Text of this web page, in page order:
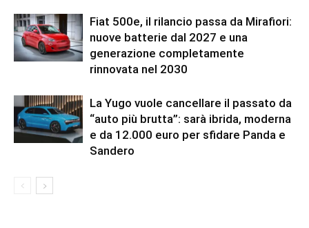
Fiat 500e, il rilancio passa da Mirafiori:
nuove batterie dal 2027 e una
generazione completamente
rinnovata nel 2030
La Yugo vuole cancellare il passato da
“auto più brutta”: sarà ibrida, moderna
e da 12.000 euro per sfidare Panda e
Sandero